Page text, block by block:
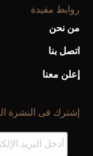
روابط مفيدة
من نحن
اتصل بنا
إعلن معنا
إشترك فى النشرة